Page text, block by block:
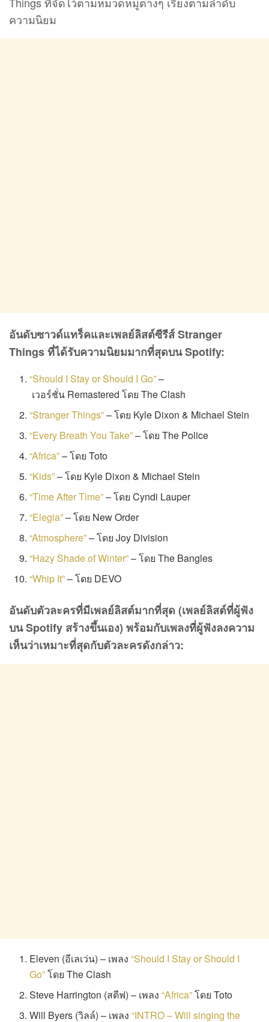
ความนิยม
อันดับซาวด์แทร็คและเพลย์ลิสต์ซีรีส์Stranger
Things ที่ได้รับความนิยมมากที่สุดบน Spotify:
“Should I Stay or Should I Go”–
เวอร์ชั่น Remastered โดย The Clash
“Stranger Things”– โดย Kyle Dixon & Michael Stein
“Every Breath You Take”– โดย The Police
“Africa”– โดย Toto
“Kids”– โดย Kyle Dixon & Michael Stein
“Time After Time”– โดย Cyndi Lauper
“Elegia”– โดย New Order
“Atmosphere”– โดย Joy Division
“Hazy Shade of Winter”– โดย The Bangles
“Whip It”– โดย DEVO
อันดับตัวละครที่มีเพลย์ลิสต์มากที่สุด (เพลย์ลิสต์ที่ผู้ฟัง
บนSpotify สร้างขึ้นเอง) พร้อมกับเพลงที่ผู้ฟังลงความ
เห็นว่าเหมาะที่สุดกับตัวละครดังกล่าว:
Eleven (อีเลเว่น) – เพลง“Should I Stay or Should I
Go”โดย The Clash
Steve Harrington (สตีฟ) – เพลง“Africa”โดย Toto
Will Byers (วิลล์) – เพลง“INTRO – Will singing the